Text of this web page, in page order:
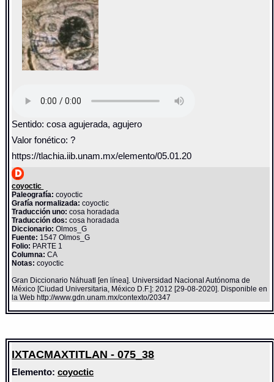
Sentido: cosa agujerada, agujero
Valor fonético: ?
https://tlachia.iib.unam.mx/elemento/05.01.20
coyoctic
Paleografía: coyoctic
Grafía normalizada: coyoctic
Traducción uno: cosa horadada
Traducción dos: cosa horadada
Diccionario:Olmos_G
Fuente: 1547 Olmos_G
Folio: PARTE 1
Columna: CA
Notas: coyoctic
Gran Diccionario Náhuatl [en línea]. Universidad Nacional Autónoma de
México [Ciudad Universitaria, México D.F.]: 2012 [29-08-2020]. Disponible en
la Web http://www.gdn.unam.mx/contexto/20347
IXTACMAXTITLAN - 075_38
Elemento:coyoctic